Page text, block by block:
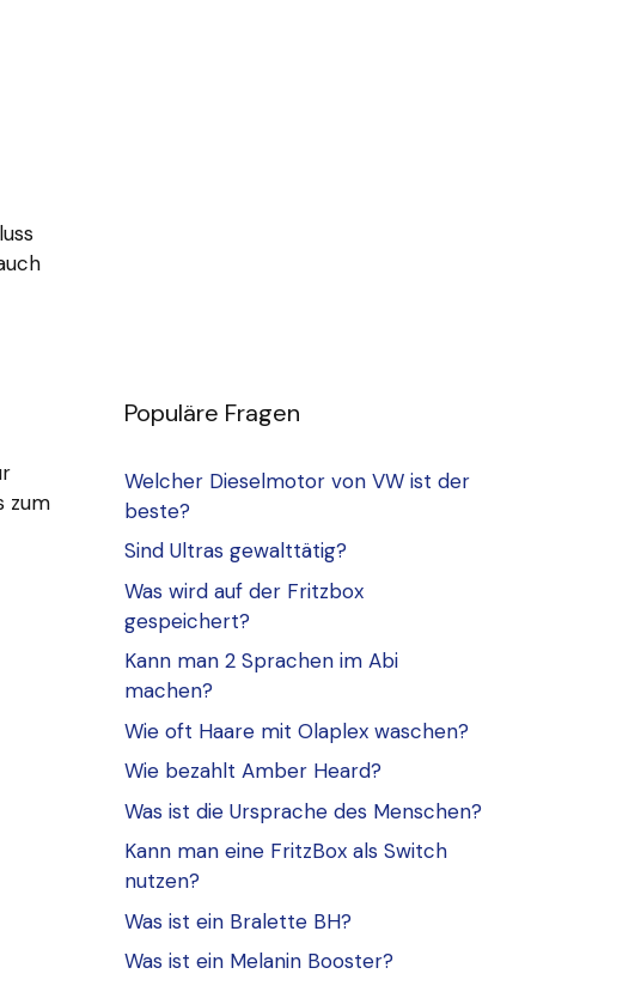
zum
Populäre Fragen
Welcher Dieselmotor von VW ist der
beste?
Sind Ultras gewalttätig?
Was wird auf der Fritzbox
gespeichert?
Kann man 2 Sprachen im Abi
machen?
Wie oft Haare mit Olaplex waschen?
Wie bezahlt Amber Heard?
Was ist die Ursprache des Menschen?
Kann man eine FritzBox als Switch
nutzen?
Was ist ein Bralette BH?
Was ist ein Melanin Booster?